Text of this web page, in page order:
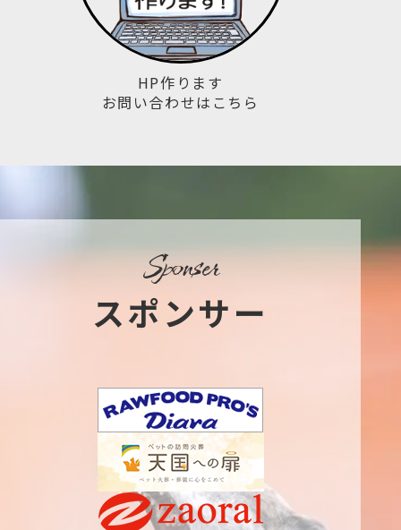
HP作ります
お問い合わせはこちら
スポンサー
sponser